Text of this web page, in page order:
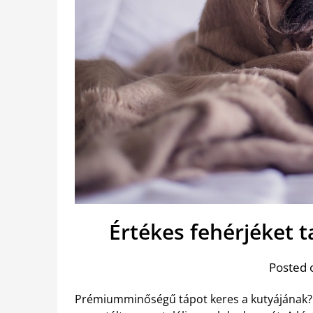
Értékes fehérjéket
Posted
Prémiumminőségű tápot keres a